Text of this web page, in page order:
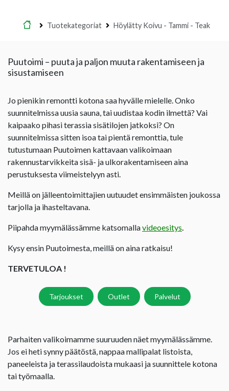
Etusivu
Tuotekategoriat Höylätty Koivu - Tammi - Teak
Puutoimi – puuta ja paljon muuta rakentamiseen ja
sisustamiseen
Jo pienikin remontti kotona saa hyvälle mielelle. Onko
suunnitelmissa uusia sauna, tai uudistaa kodin ilmettä? Vai
kaipaako pihasi terassia sisätilojen jatkoksi? On
suunnitelmissa sitten isoa tai pientä remonttia, tule
tutustumaan Puutoimen kattavaan valikoimaan
rakennustarvikkeita sisä- ja ulkorakentamiseen aina
perustuksesta viimeistelyyn asti.
Meillä on jälleentoimittajien uutuudet ensimmäisten joukossa
tarjolla ja ihasteltavana.
Piipahda myymälässämme katsomallavideoesitys
Kysy ensin Puutoimesta, meillä on aina ratkaisu!
TERVETULOA !
Tarjoukset Outlet Palvelut
Parhaiten valikoimamme suuruuden näet myymälässämme.
Jos ei heti synny päätöstä, nappaa mallipalat listoista,
paneeleista ja terassilaudoista mukaasi ja suunnittele kotona
tai työmaalla.